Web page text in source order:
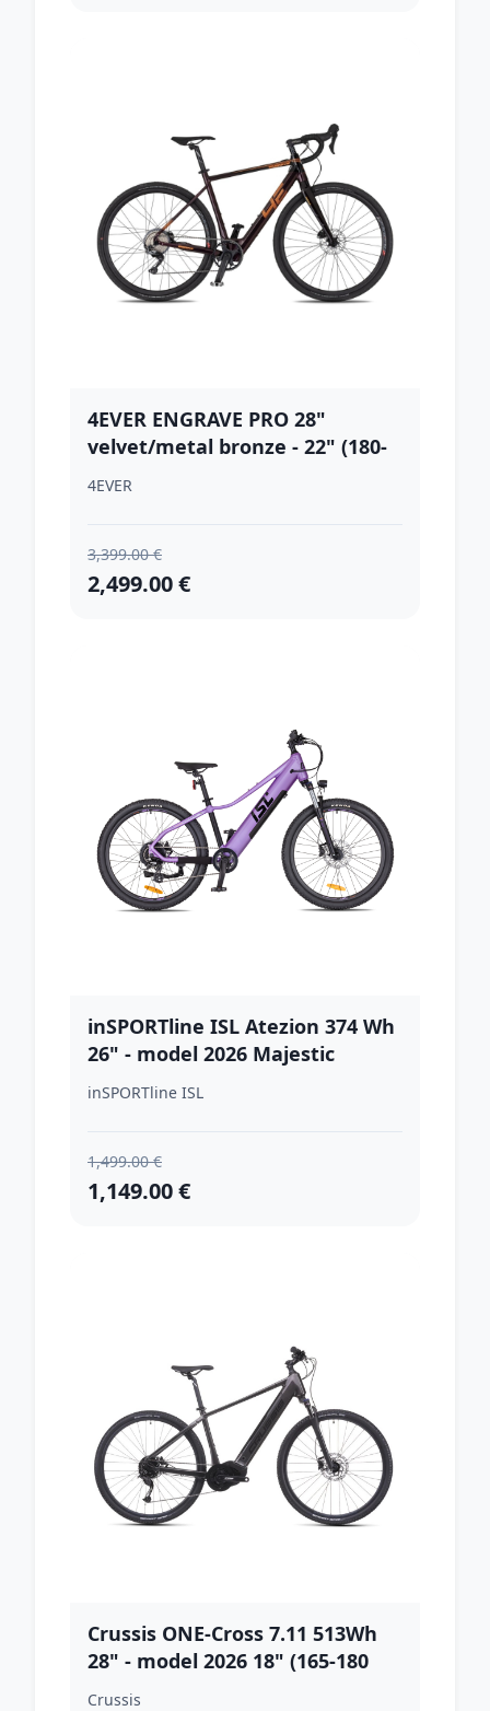
4EVER ENGRAVE PRO 28"
velvet/metal bronze - 22" (180-
190 cm)
4EVER
3,399.00 €
2,499.00 €
inSPORTline ISL Atezion 374 Wh
26" - model 2026 Majestic
Purple - 15" (142-165 cm)
inSPORTline ISL
1,499.00 €
1,149.00 €
Crussis ONE-Cross 7.11 513Wh
28" - model 2026 18" (165-180
cm)
Crussis